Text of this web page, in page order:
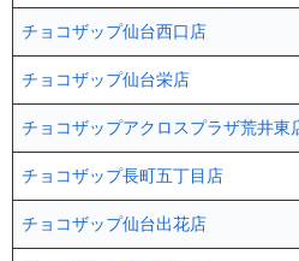
チョコザップ仙台西口店
チョコザップ仙台栄店
チョコザップアクロスプラザ荒井東
チョコザップ長町五丁目店
チョコザップ仙台出花店